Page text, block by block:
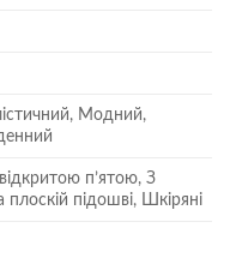
Модний,
п’ятою, З
підошві, Шкіряні